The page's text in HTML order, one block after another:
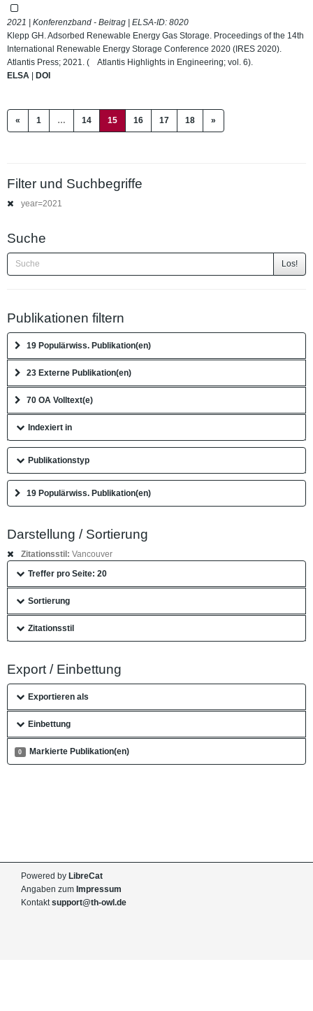
2021 | Konferenzband - Beitrag | ELSA-ID: 8020
Klepp GH. Adsorbed Renewable Energy Gas Storage. Proceedings of the 14th
International Renewable Energy Storage Conference 2020 (IRES 2020).
Atlantis Press; 2021. ( Atlantis Highlights in Engineering; vol. 6).
ELSA | DOI
« 1 … 14 15(current)
16 17 18 »
Filter und Suchbegriffe
year=2021
Suche
Los!
Publikationen filtern
19 Populärwiss. Publikation(en)
23 Externe Publikation(en)
70 OA Volltext(e)
Indexiert in
Publikationstyp
19 Populärwiss. Publikation(en)
Darstellung / Sortierung
Zitationsstil: Vancouver
Treffer pro Seite: 20
Sortierung
Zitationsstil
Export / Einbettung
Exportieren als
Einbettung
0 Markierte Publikation(en)
Powered by LibreCat
Angaben zum Impressum
Kontaktsupport@th-owl.de